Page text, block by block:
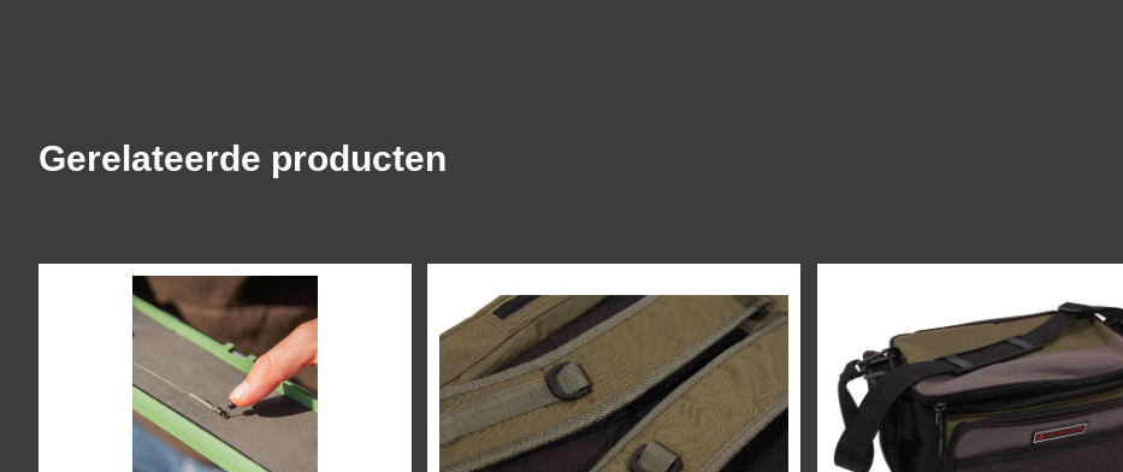
Gerelateerde producten